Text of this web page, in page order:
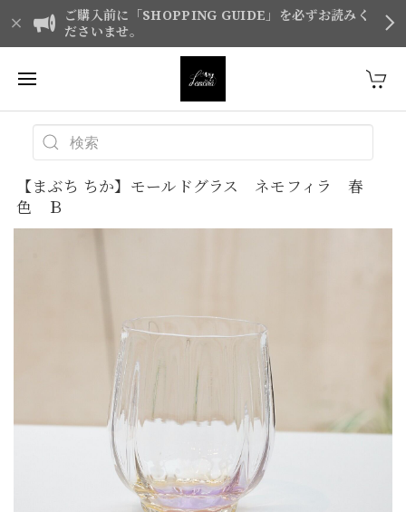
ご購入前に「SHOPPING GUIDE」を必ずお読みく
ださいませ。
【まぶち ちか】モールドグラス ネモフィラ 春
色 Ｂ